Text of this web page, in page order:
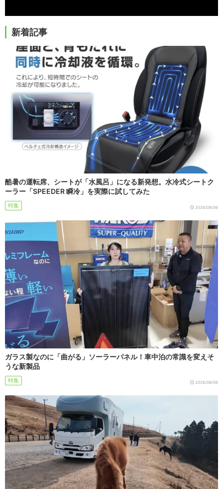
新着記事
酷暑の運転席、シートが「水風呂」になる新発想。水冷式シートク
ーラー「SPEEDER 瞬冷」を実際に試してみた
特集 2026/08/06
ガラス製なのに「曲がる」ソーラーパネル！車中泊の常識を変えそ
うな新製品
特集 2026/08/06